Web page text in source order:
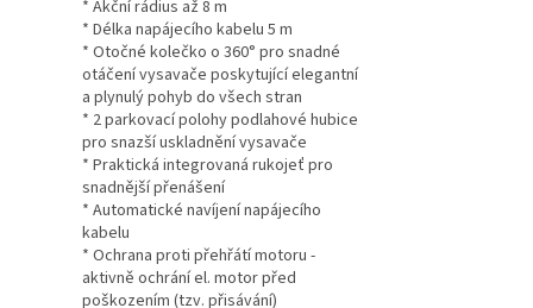
* Akční rádius až 8 m
* Délka napájecího kabelu 5 m
* Otočné kolečko o 360° pro snadné
otáčení vysavače poskytující elegantní
a plynulý pohyb do všech stran
* 2 parkovací polohy podlahové hubice
pro snazší uskladnění vysavače
* Praktická integrovaná rukojeť pro
snadnější přenášení
* Automatické navíjení napájecího
kabelu
* Ochrana proti přehřátí motoru -
aktivně ochrání el. motor před
poškozením (tzv. přisávání)